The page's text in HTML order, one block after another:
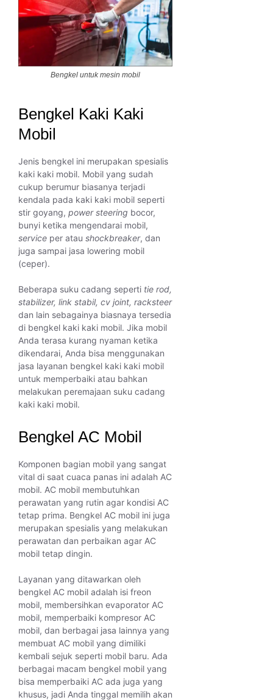
Bengkel untuk mesin mobil
Bengkel Kaki Kaki
Mobil
Jenis bengkel ini merupakan spesialis
kaki kaki mobil. Mobil yang sudah
cukup berumur biasanya terjadi
kendala pada kaki kaki mobil seperti
stir goyang, power steering bocor,
bunyi ketika mengendarai mobil,
service per atau shockbreaker, dan
juga sampai jasa lowering mobil
(ceper).
Beberapa suku cadang seperti tie rod,
stabilizer, link stabil, cv joint, racksteer
dan lain sebagainya biasnaya tersedia
di bengkel kaki kaki mobil. Jika mobil
Anda terasa kurang nyaman ketika
dikendarai, Anda bisa menggunakan
jasa layanan bengkel kaki kaki mobil
untuk memperbaiki atau bahkan
melakukan peremajaan suku cadang
kaki kaki mobil.
Bengkel AC Mobil
Komponen bagian mobil yang sangat
vital di saat cuaca panas ini adalah AC
mobil. AC mobil membutuhkan
perawatan yang rutin agar kondisi AC
tetap prima. Bengkel AC mobil ini juga
merupakan spesialis yang melakukan
perawatan dan perbaikan agar AC
mobil tetap dingin.
Layanan yang ditawarkan oleh
bengkel AC mobil adalah isi freon
mobil, membersihkan evaporator AC
mobil, memperbaiki kompresor AC
mobil, dan berbagai jasa lainnya yang
membuat AC mobil yang dimiliki
kembali sejuk seperti mobil baru. Ada
berbagai macam bengkel mobil yang
bisa memperbaiki AC ada juga yang
khusus, jadi Anda tinggal memilih akan